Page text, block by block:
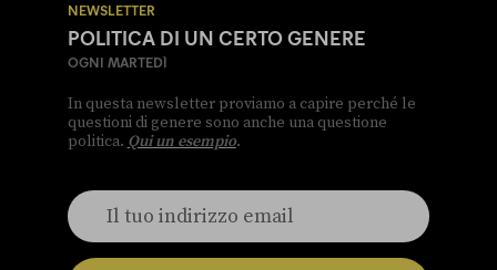
NEWSLETTER
POLITICA DI UN CERTO GENERE
OGNI MARTEDÌ
In questa newsletter proviamo a capire perché le
questioni di genere sono anche una questione
politica. Qui un esempio.